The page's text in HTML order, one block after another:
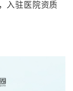
入驻医院资质